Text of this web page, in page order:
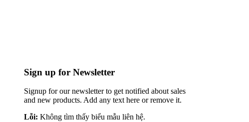
Sign up for Newsletter
Signup for our newsletter to get notified about sales
and new products. Add any text here or remove it.
Lỗi: Không tìm thấy biểu mẫu liên hệ.